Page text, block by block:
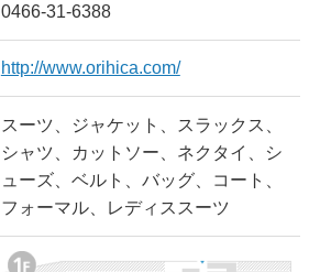
0466-31-6388
http://www.orihica.com/
スーツ、ジャケット、スラックス、
シャツ、カットソー、ネクタイ、シ
ューズ、ベルト、バッグ、コート、
フォーマル、レディススーツ